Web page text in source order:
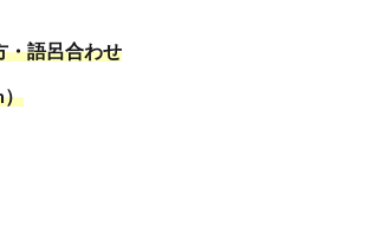
・語呂合わせ
）